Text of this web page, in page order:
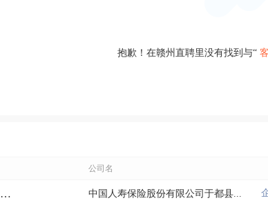
抱歉！在赣州直聘里没有找到与“
公司名
财险保单服务专员（3000-5200元/月互动综合服... 中国人寿保险股份有限公司于都县...